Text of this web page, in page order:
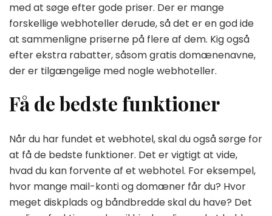
med at søge efter gode priser. Der er mange
forskellige webhoteller derude, så det er en god ide
at sammenligne priserne på flere af dem. Kig også
efter ekstra rabatter, såsom gratis domænenavne,
der er tilgængelige med nogle webhoteller.
Få de bedste funktioner
Når du har fundet et webhotel, skal du også sørge for
at få de bedste funktioner. Det er vigtigt at vide,
hvad du kan forvente af et webhotel. For eksempel,
hvor mange mail-konti og domæner får du? Hvor
meget diskplads og båndbredde skal du have? Det